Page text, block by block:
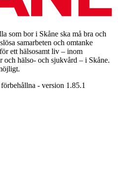
som bor i Skåne ska må bra och
samarbeten och omtanke
ett hälsosamt liv – inom
hälso- och sjukvård – i Skåne.
- version 1.85.1